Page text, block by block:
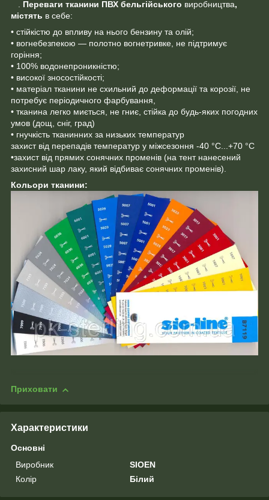
Переваги тканини ПВХ бельгійського виробництва,
містять в себе:
• стійкістю до впливу на нього бензину та олій;
• вогнебезпекою — полотно вогнетривке, не підтримує
горіння;
• 100% водонепроникністю;
• високої зносостійкості;
• матеріал тканини не схильний до деформації та корозії, не
потребує періодичного фарбування,
• тканина легко миється, не гниє, стійка до будь-яких погодних
умов (дощ, сніг, град)
• гнучкість тканинних за низьких температур
захист від перепадів температур у міжсезоння -40 °C...+70 °C
•захист від прямих сонячних променів (на тент нанесений
захисний шар лаку, який відбиває сонячних променів).
Кольори тканини:
Приховати
Характеристики
Основні
Виробник
SIOEN
Колір
Білий